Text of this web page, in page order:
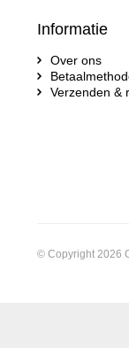
Informatie
Over ons
Verzenden &
© Copyright 2026